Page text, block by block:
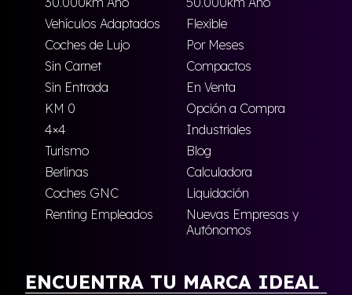
Vehículos Adaptados
Flexible
Coches de Lujo
Por Meses
Sin Carnet
Compactos
Sin Entrada
En Venta
KM 0
Opción a Compra
4×4
Industriales
Turismo
Blog
Berlinas
Calculadora
Coches GNC
Liquidación
Renting Empleados
Nuevas Empresas y
Autónomos
ENCUENTRA TU MARCA IDEAL